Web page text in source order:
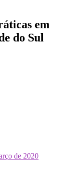
em
do Sul
de 2020